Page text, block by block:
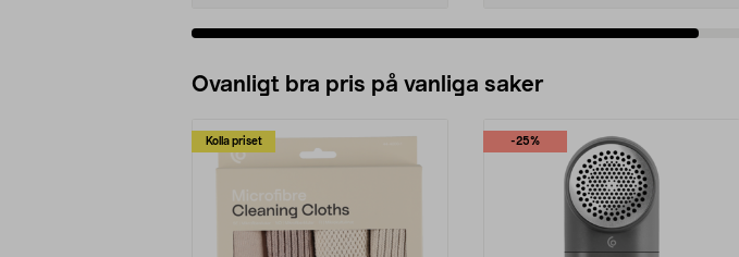
Ovanligt bra pris på vanliga saker
Kolla priset -25%